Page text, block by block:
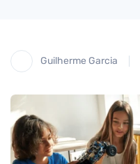
Guilherme Garcia